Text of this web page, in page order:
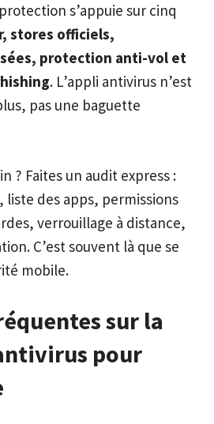
s’appuie sur cinq
stores officiels,
protection anti-vol et
. L’appli antivirus n’est
pas une baguette
? Faites un audit express :
liste des apps, permissions
verrouillage à distance,
C’est souvent là que se
mobile.
sur la
pour